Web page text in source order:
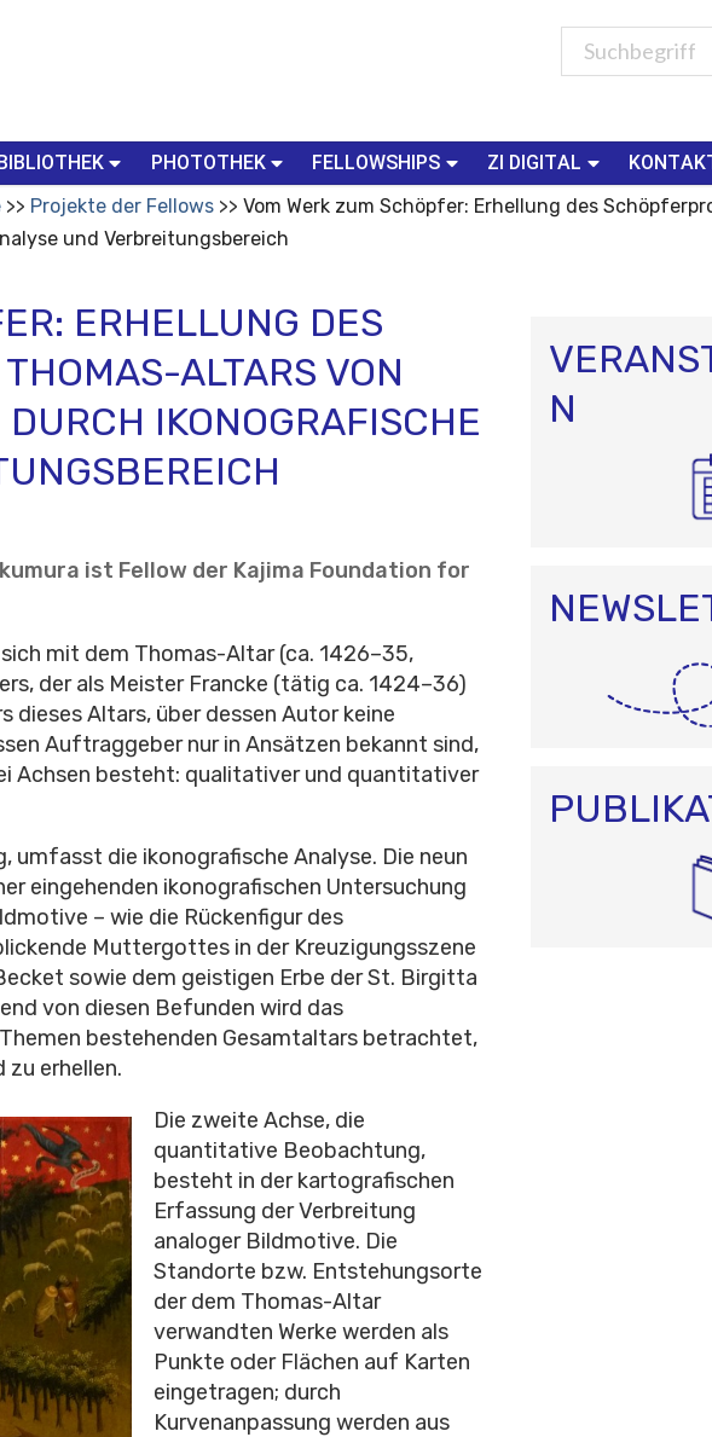
PHOTOTHEK FELLOWSHIPS ZI DIGITAL
Projekte der Fellows
Vom Werk zum Schöpfer: Erhellung des
und Verbreitungsbereich
ERHELLUNG DES
ALTARS VON
IKONOGRAFISCHE
ist Fellow der Kajima Foundation for
mit dem Thomas-Altar (ca. 1426–35,
der als Meister Francke (tätig ca. 1424–36)
dieses Altars, über dessen Autor keine
Auftraggeber nur in Ansätzen bekannt sind,
Achsen besteht: qualitativer und quantitativer
die ikonografische Analyse. Die neun
eingehenden ikonografischen Untersuchung
– wie die Rückenfigur des
Muttergottes in der Kreuzigungsszene
sowie dem geistigen Erbe der St. Birgitta
von diesen Befunden wird das
bestehenden Gesamtaltars betrachtet,
erhellen.
Die zweite Achse, die
quantitative Beobachtung,
besteht in der kartografischen
Erfassung der Verbreitung
analoger Bildmotive. Die
Standorte bzw. Entstehungsorte
der dem Thomas-Altar
verwandten Werke werden als
Punkte oder Flächen auf Karten
eingetragen; durch
Kurvenanpassung werden aus
N